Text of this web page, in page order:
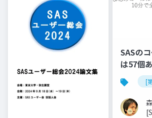
SASの
は57個
全部説[